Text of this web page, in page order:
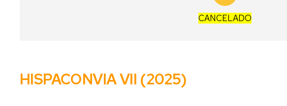
CANCELADO
HISPACONVIAVII (2025)